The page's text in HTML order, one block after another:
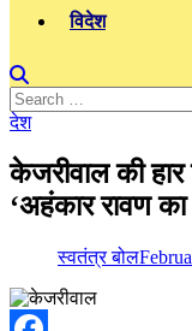
विदेश
Search
for:
देश
केजरीवाल की हार
‘अहंकार रावण का
स्वतंत्र बोल